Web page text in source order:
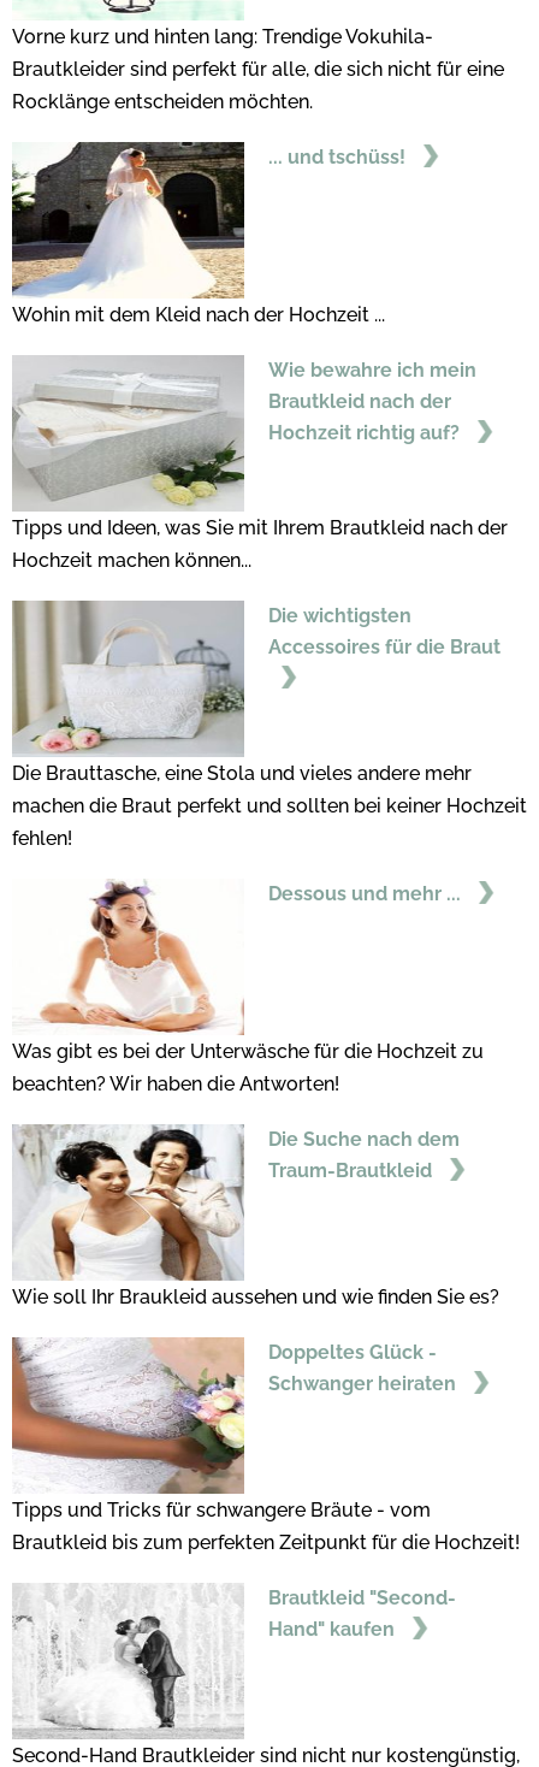
Vorne kurz und hinten lang: Trendige Vokuhila-
Brautkleider sind perfekt für alle, die sich nicht für eine
Rocklänge entscheiden möchten.
... und tschüss!
Wohin mit dem Kleid nach der Hochzeit ...
Wie bewahre ich mein
Brautkleid nach der
Hochzeit richtig auf?
Tipps und Ideen, was Sie mit Ihrem Brautkleid nach der
Hochzeit machen können...
Die wichtigsten
Accessoires für die Braut
Die Brauttasche, eine Stola und vieles andere mehr
machen die Braut perfekt und sollten bei keiner Hochzeit
fehlen!
Dessous und mehr ...
Was gibt es bei der Unterwäsche für die Hochzeit zu
beachten? Wir haben die Antworten!
Die Suche nach dem
Traum-Brautkleid
Wie soll Ihr Braukleid aussehen und wie finden Sie es?
Doppeltes Glück -
Schwanger heiraten
Tipps und Tricks für schwangere Bräute - vom
Brautkleid bis zum perfekten Zeitpunkt für die Hochzeit!
Brautkleid "Second-
Hand" kaufen
Second-Hand Brautkleider sind nicht nur kostengünstig,